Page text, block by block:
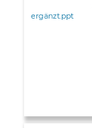
ergänzt.ppt